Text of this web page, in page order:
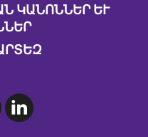
ԿԱՆՈՆՆԵՐ ԵՒ Պ